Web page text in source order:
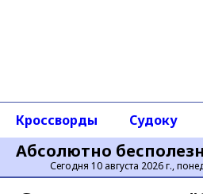
Абсолютно
Сегодня 10 августа 2026 г.,
Кроссворды Судоку